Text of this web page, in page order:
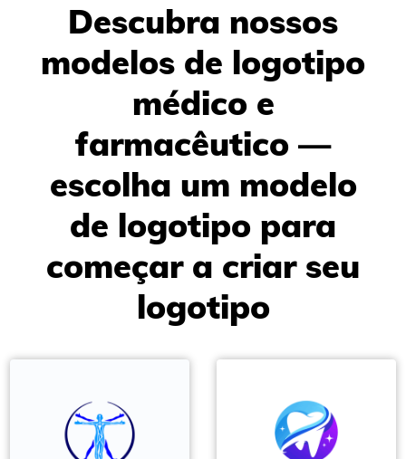
Descubra nossos
modelos de logotipo
médico e
farmacêutico —
escolha um modelo
de logotipo para
começar a criar seu
logotipo